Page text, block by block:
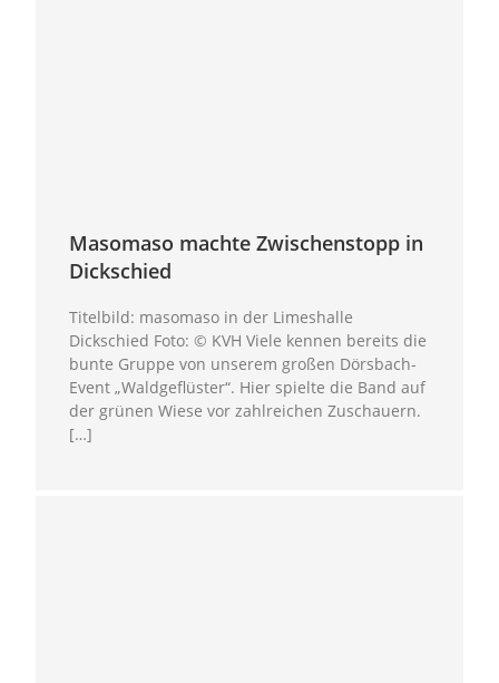
Masomaso machte Zwischenstopp in
Dickschied
Titelbild: masomaso in der Limeshalle
Dickschied Foto: © KVH Viele kennen bereits die
bunte Gruppe von unserem großen Dörsbach-
Event „Waldgeflüster“. Hier spielte die Band auf
der grünen Wiese vor zahlreichen Zuschauern.
[…]